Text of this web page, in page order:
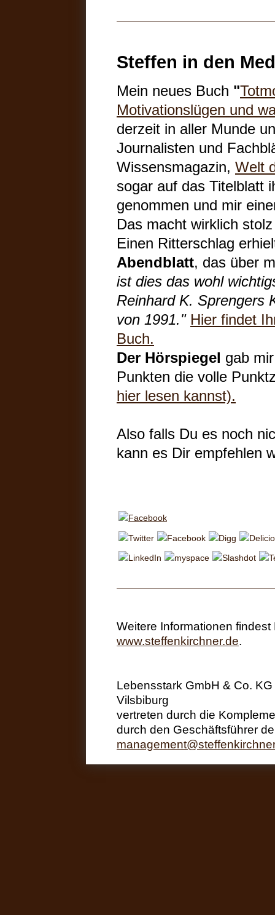
Steffen in den
Mein neues Buch "
Motivationslügen und
derzeit in aller Munde
Journalisten und
Wissensmagazin, Welt
sogar auf das Titelblatt
genommen und mir
Das macht wirklich
Einen Ritterschlag
Abendblatt, das über
ist dies das wohl
Reinhard K. Sprengers
von 1991." Hier findet
Buch.
Der Hörspiegel gab
Punkten die volle
hier lesen kannst).
Also falls Du es noch
kann es Dir empfehlen
Weitere Informationen
www.steffenkirchner.de.
Lebensstark GmbH & Co.
Vilsbiburg
vertreten durch die
durch den Geschäftsführer